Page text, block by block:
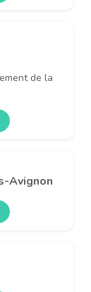
de la
Avignon